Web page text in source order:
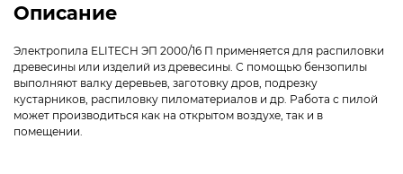
Описание
Электропила ELITECH ЭП 2000/16 П применяется для распиловки
древесины или изделий из древесины. С помощью бензопилы
выполняют валку деревьев, заготовку дров, подрезку
кустарников, распиловку пиломатериалов и др. Работа с пилой
может производиться как на открытом воздухе, так и в
помещении.